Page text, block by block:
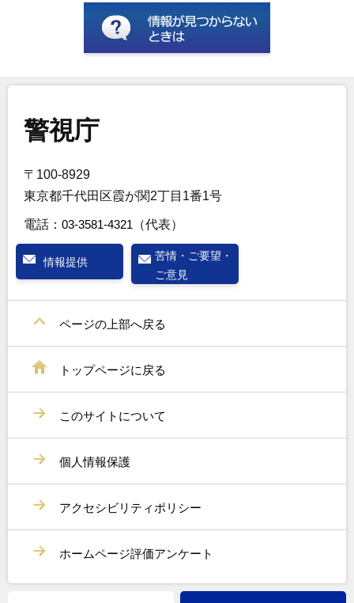
警視庁
〒100-8929
東京都千代田区霞が関2丁目1番1号
電話： 03-3581-4321 （代表）
情報提供
苦情・ご要望・
ご意見
ページの上部へ戻る
トップページに戻る
このサイトについて
個人情報保護
アクセシビリティポリシー
ホームページ評価アンケート